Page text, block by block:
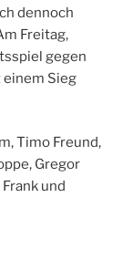
dennoch
Freitag,
gegen
einem Sieg
Timo Freund,
Gregor
und